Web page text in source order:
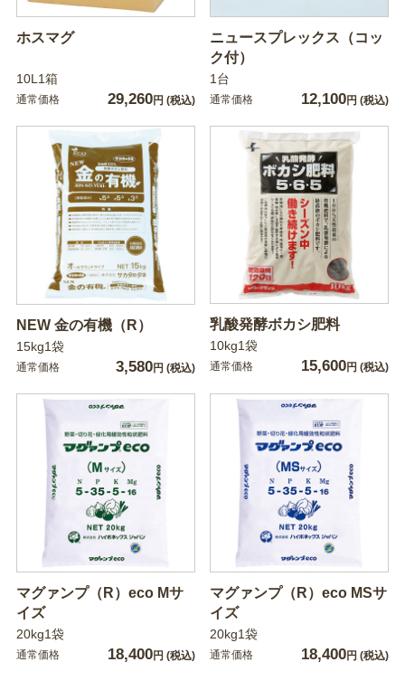
ホスマグ
10L1箱
通常価格 29,260円 (税込)
ニュースプレックス（コッ
ク付）
1台
通常価格 12,100円 (税込)
NEW 金の有機（R）
15kg1袋
通常価格 3,580円 (税込)
乳酸発酵ボカシ肥料
10kg1袋
通常価格 15,600円 (税込)
マグァンプ（R）eco Mサ
イズ
20kg1袋
通常価格 18,400円 (税込)
マグァンプ（R）eco MSサ
イズ
20kg1袋
通常価格 18,400円 (税込)